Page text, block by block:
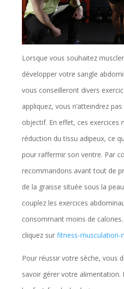
Lorsque vous souhaitez
développer votre sangle
vous conseilleront divers
appliquez, vous n’atteindrez
objectif. En effet, ces exercices
réduction du tissu adipeux, ce
pour raffermir son ventre. Par
recommandons avant tout de
de la graisse située sous la
couplez les exercices
consommant moins de
cliquez sur fitness-musculation-
Pour réussir votre sèche, vous
savoir gérer votre alimentation.